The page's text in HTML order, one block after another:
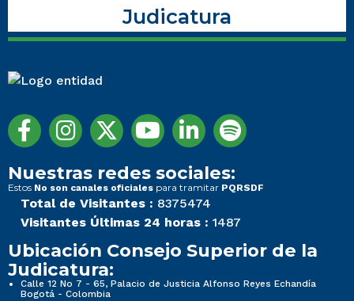
Judicatura
Nuestras redes sociales:
Estos No son canales oficiales para tramitar PQRSDF
Total de Visitantes : 8375474
Visitantes Últimas 24 horas : 1487
Ubicación Consejo Superior de la
Judicatura:
Calle 12 No 7 - 65, Palacio de Justicia Alfonso Reyes Echandía
Bogotá - Colombia